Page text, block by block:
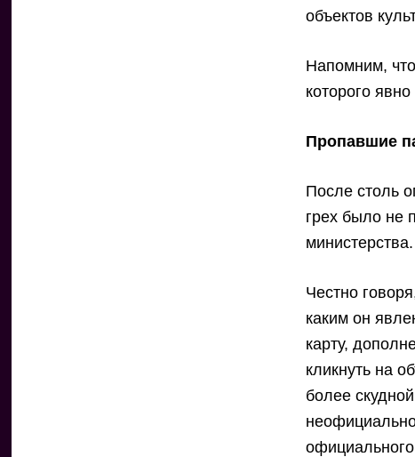
объектов
Напомним,
которого
Пропавшие
После столь
грех было не
министерства.
Честно
каким он
карту,
кликнуть на
более